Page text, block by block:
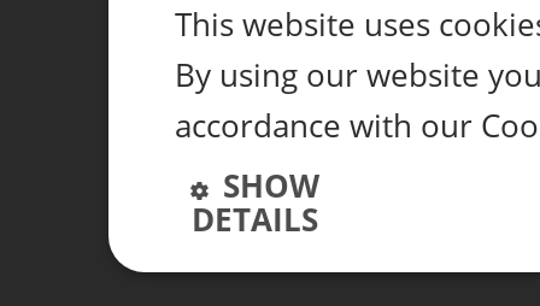
This website uses
By using our website
accordance with our
SHOW
DETAILS